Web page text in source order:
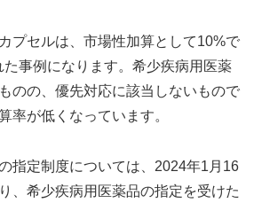
プセルは、市場性加算として10%で
事例になります。希少疾病用医薬
のの、優先対応に該当しないもので
率が低くなっています。
指定制度については、2024年1月16
、希少疾病用医薬品の指定を受けた